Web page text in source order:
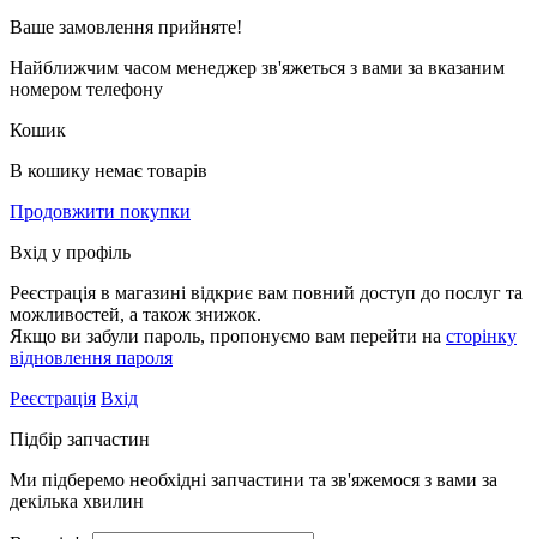
Ваше замовлення прийняте!
Найближчим часом менеджер зв'яжеться з вами за вказаним
номером телефону
Кошик
В кошику немає товарів
Продовжити покупки
Вхід у профіль
Реєстрація в магазині відкриє вам повний доступ до послуг та
можливостей, а також знижок.
Якщо ви забули пароль, пропонуємо вам перейти на сторінку
відновлення пароля
Реєстрація Вхід
Підбір запчастин
Ми підберемо необхідні запчастини та зв'яжемося з вами за
декілька хвилин